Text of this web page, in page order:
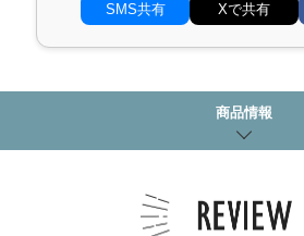
SMS共有
Xで共有
商品情報